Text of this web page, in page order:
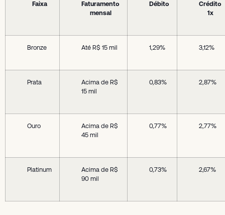
Faixa
Faturamento
mensal
Débito
Crédito
1x
Bronze Até R$ 15 mil 1,29% 3,12%
Prata
Acima de R$
15 mil
0,83% 2,87%
Ouro
Acima de R$
45 mil
0,77% 2,77%
Platinum
Acima de R$
90 mil
0,73% 2,67%